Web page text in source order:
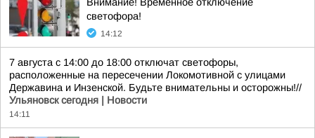
светофора!
14:12
7 августа с 14:00 до 18:00 отключат светофоры,
расположенные на пересечении Локомотивной с улицами
Державина и Инзенской. Будьте внимательны и осторожны!//
Ульяновск сегодня | Новости
14:11